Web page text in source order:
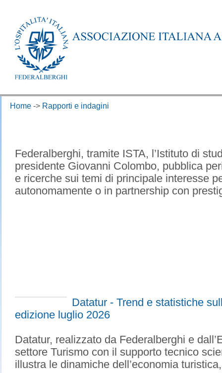
Home -> Rapporti e indagini
​Federalberghi, tramite ISTA, l’Istituto di
presidente Giovanni Colombo, pubblica
e ricerche sui temi di principale interesse
autonomamente o in partnership con
Datatur - Trend e statistiche
edizione luglio 2026
Datatur, realizzato da Federalberghi e
settore Turismo con il supporto tecnico
illustra le dinamiche dell’economia